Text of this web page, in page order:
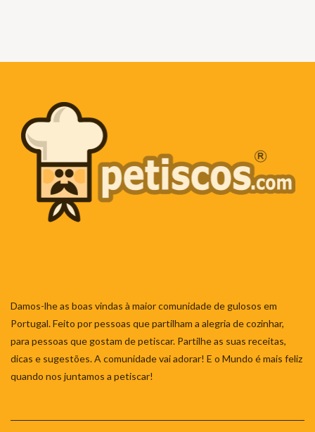
Damos-lhe as boas vindas à maior comunidade de gulosos em
Portugal. Feito por pessoas que partilham a alegria de cozinhar,
para pessoas que gostam de petiscar. Partilhe as suas receitas,
dicas e sugestões. A comunidade vai adorar! E o Mundo é mais feliz
quando nos juntamos a petiscar!